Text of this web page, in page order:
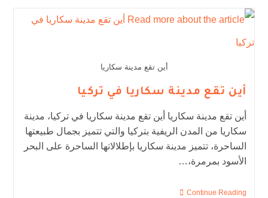
أين تقع مدينة سكاريا
أين تقع مدينة سكاريا في تركيا
أين تقع مدينة سكاريا أين تقع مدينة سكاريا في تركيا، مدينة
سكاريا من المدن الريفية بتركيا والتي تتميز بجمال طبيعتها
الساحرة، تتميز مدينة سكاريا بإطلالاتها الساحرة على البحر
الأسود بمرمرة،…
Continue Reading